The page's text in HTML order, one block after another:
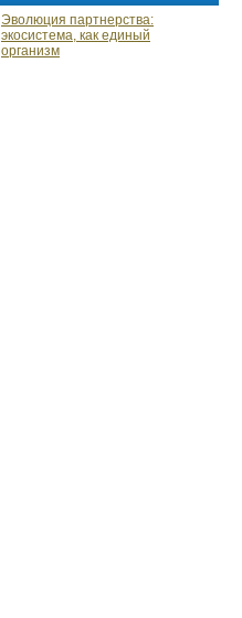
Эволюция партнерства:
экосистема, как единый
организм